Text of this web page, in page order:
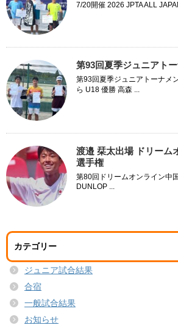
7/20開催 2026 JPTA ALL
第93回夏季ジュニアト
第93回夏季ジュニアトーナメ
ら U18 優勝 高森 ...
渡邉 栞太出場 ドリーム
選手権
第80回ドリームオンライン
DUNLOP ...
カテゴリー
ジュニア試合結果
合宿
一般試合結果
お知らせ